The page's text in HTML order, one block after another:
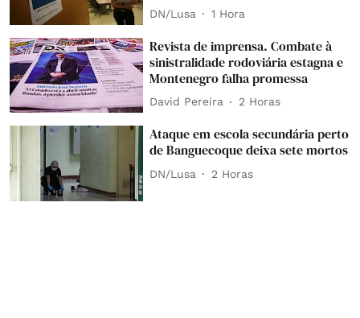
DN/Lusa 1 Hora
Revista de imprensa. Combate à
sinistralidade rodoviária estagna e
Montenegro falha promessa
David Pereira 2 Horas
Ataque em escola secundária perto
de Banguecoque deixa sete mortos
DN/Lusa 2 Horas